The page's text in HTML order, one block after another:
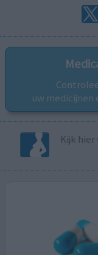
uw medicijnen
Kijk